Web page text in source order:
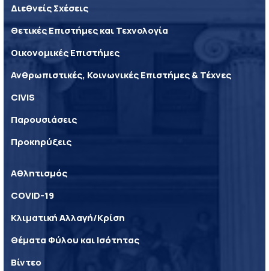
Διεθνείς Σχέσεις
Θετικές Επιστήμες και Τεχνολογία
Οικονομικές Επιστήμες
Ανθρωπιστικές, Κοινωνικές Επιστήμες & Τέχνες
CIVIS
Παρουσιάσεις
Προκηρύξεις
Αθλητισμός
COVID-19
Κλιματική Αλλαγή/Κρίση
Θέματα Φύλου και Ισότητας
Βίντεο